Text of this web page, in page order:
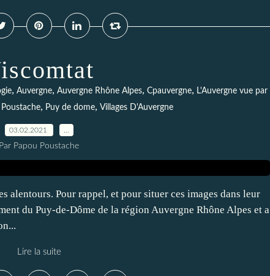
, Auvergne, Auvergne Rhône Alpes, Cpauvergne, L'Auvergne vue par
Poustache, Puy de dome, Villages D'Auvergne
03.02.2021
Par Papou Poustache
alentours. Pour rappel, et pour situer ces images dans leur
du Puy-de-Dôme de la région Auvergne Rhône Alpes et a
Lire la suite